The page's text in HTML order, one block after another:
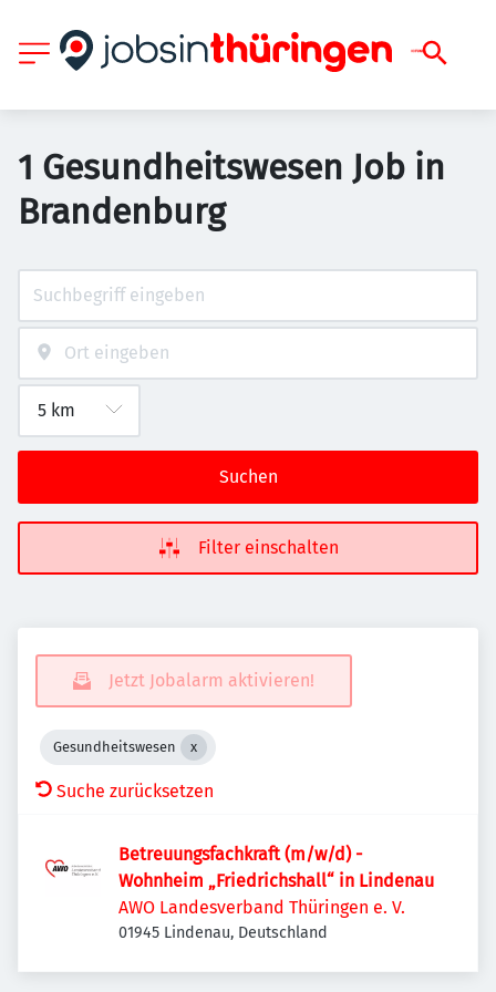
1 Gesundheitswesen Job in
Brandenburg
Suchen
Filter einschalten
Jetzt Jobalarm aktivieren!
Gesundheitswesen
Suche zurücksetzen
Betreuungsfachkraft (m/w/d) -
Wohnheim „Friedrichshall“ in Lindenau
AWO Landesverband Thüringen e. V.
01945 Lindenau, Deutschland